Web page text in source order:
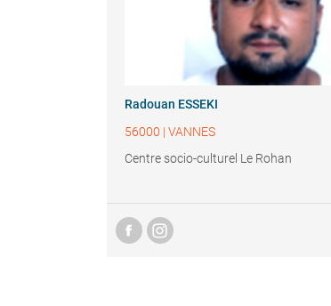
Radouan ESSEKI
56000 | VANNES
Centre socio-culturel Le Rohan